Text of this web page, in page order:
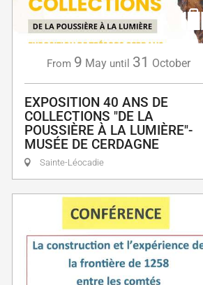
From 9 May until 31 October
EXPOSITION 40 ANS DE
COLLECTIONS "DE LA
POUSSIÈRE À LA LUMIÈRE"-
MUSÉE DE CERDAGNE
Sainte-Léocadie